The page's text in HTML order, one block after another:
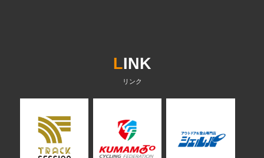
LINK